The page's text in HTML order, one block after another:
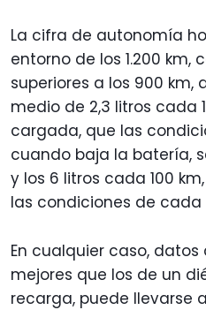
La cifra de autonomía
entorno de los 1.200 km,
superiores a los 900
medio de 2,3 litros cada
cargada, que las
cuando baja la batería,
y los 6 litros cada 100
las condiciones de
En cualquier caso,
mejores que los de un
recarga, puede llevarse